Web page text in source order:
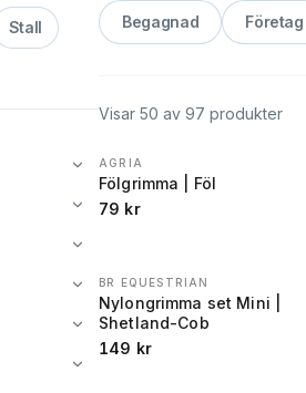
Stall Begagnad Företag
Visar 50 av 97 produkter
AGRIA
Fölgrimma | Föl
79 kr
BR EQUESTRIAN
Nylongrimma set Mini |
Shetland-Cob
149 kr